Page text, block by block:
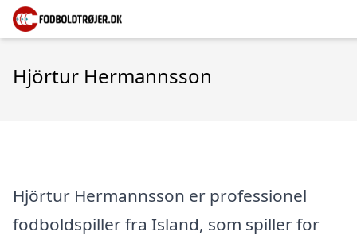
Hjörtur Hermannsson
Hjörtur Hermannsson er professionel
fodboldspiller fra Island, som spiller for